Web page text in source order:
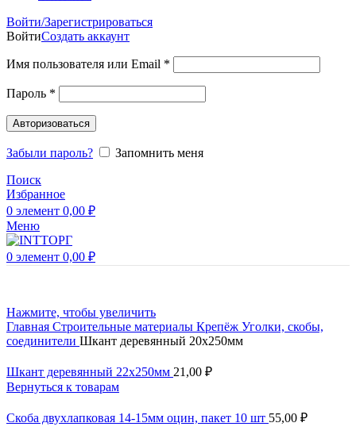
Войти/Зарегистрироваться
ВойтиСоздать аккаунт
Имя пользователя или Email *
Пароль *
Авторизоваться
Забыли пароль?
Запомнить меня
Поиск
Избранное
0 элемент 0,00 ₽
Меню
0 элемент 0,00 ₽
Нажмите, чтобы увеличить
Главная Строительные материалы Крепёж Уголки, скобы,
соединители Шкант деревянный 20х250мм
Шкант деревянный 22х250мм 21,00 ₽
Вернуться к товарам
Скоба двухлапковая 14-15мм оцин, пакет 10 шт 55,00 ₽